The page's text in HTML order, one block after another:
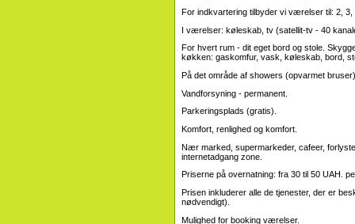
For indkvartering tilbyder vi værelser til: 2, 3,
I værelser: køleskab, tv (satellit-tv - 40
For hvert rum - dit eget bord og stole.
køkken: gaskomfur, vask, køleskab, bord,
På det område af showers (opvarmet
Vandforsyning - permanent.
Parkeringsplads (gratis).
Komfort, renlighed og komfort.
Nær marked, supermarkeder, cafeer,
internetadgang zone.
Priserne på overnatning: fra 30 til 50 UAH.
Prisen inkluderer alle de tjenester, der er
nødvendigt).
Mulighed for booking værelser.